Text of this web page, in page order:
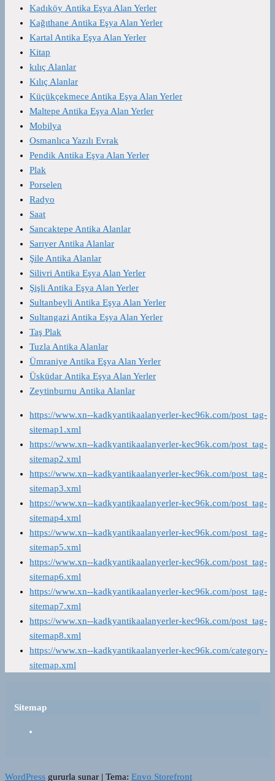
Kadıköy Antika Eşya Alan Yerler
Kağıthane Antika Eşya Alan Yerler
Kartal Antika Eşya Alan Yerler
Kitap
kılıç Alanlar
Kılıç Alanlar
Küçükçekmece Antika Eşya Alan Yerler
Maltepe Antika Eşya Alan Yerler
Mobilya
Osmanlıca Yazılı Evrak
Pendik Antika Eşya Alan Yerler
Plak
Porselen
Radyo
Saat
Sancaktepe Antika Alanlar
Sarıyer Antika Alanlar
Şile Antika Alanlar
Silivri Antika Eşya Alan Yerler
Şişli Antika Eşya Alan Yerler
Sultanbeyli Antika Eşya Alan Yerler
Sultangazi Antika Eşya Alan Yerler
Taş Plak
Tuzla Antika Alanlar
Ümraniye Antika Eşya Alan Yerler
Üsküdar Antika Eşya Alan Yerler
Zeytinburnu Antika Alanlar
https://www.xn--kadkyantikaalanyerler-kec96k.com/post_tag-
sitemap1.xml
https://www.xn--kadkyantikaalanyerler-kec96k.com/post_tag-
sitemap2.xml
https://www.xn--kadkyantikaalanyerler-kec96k.com/post_tag-
sitemap3.xml
https://www.xn--kadkyantikaalanyerler-kec96k.com/post_tag-
sitemap4.xml
https://www.xn--kadkyantikaalanyerler-kec96k.com/post_tag-
sitemap5.xml
https://www.xn--kadkyantikaalanyerler-kec96k.com/post_tag-
sitemap6.xml
https://www.xn--kadkyantikaalanyerler-kec96k.com/post_tag-
sitemap7.xml
https://www.xn--kadkyantikaalanyerler-kec96k.com/post_tag-
sitemap8.xml
https://www.xn--kadkyantikaalanyerler-kec96k.com/category-
sitemap.xml
Sitemap
WordPress gururla sunar | Tema: Envo Storefront